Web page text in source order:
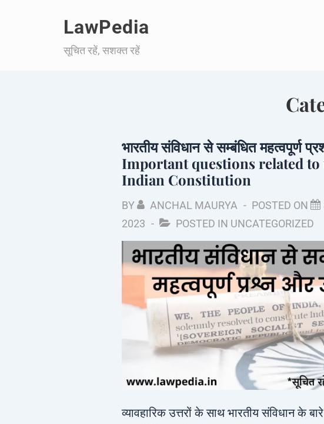
LawPedia
सूचित रहें, सशक्त रहें
भारतीय संविधान से सम्बंधित महत्वपूर्ण
Important questions related to
Indian Constitution
BY ANCHAL MAURYA POSTED ON
2023
POSTED IN UNCATEGORIZED
व्यावहारिक उत्तरों के साथ भारतीय संविधान के